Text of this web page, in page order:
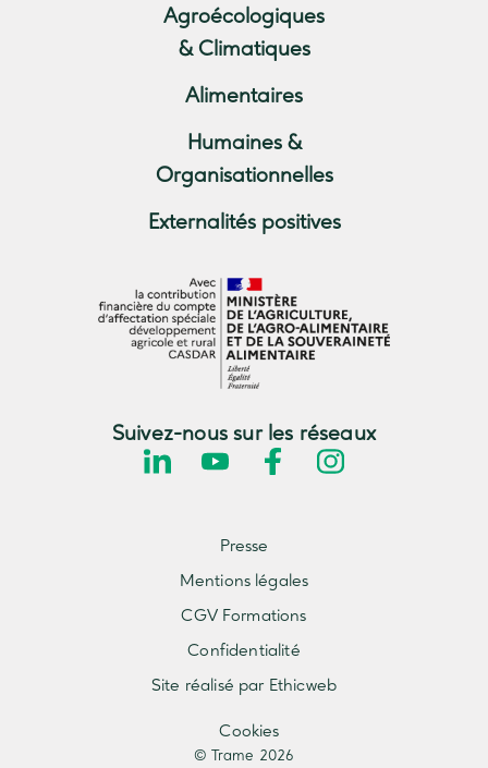
Agroécologiques
& Climatiques
Alimentaires
Humaines &
Organisationnelles
Externalités positives
Suivez-nous sur les réseaux
© Trame 2026
Cookies
Presse
Mentions légales
CGV Formations
Confidentialité
Site réalisé par Ethicweb